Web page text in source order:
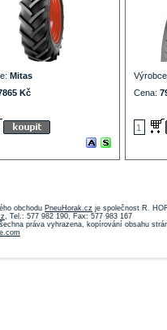
Mitas
Kč
Cena:
obchodu PneuHorak.cz je společnost R.
, Tel.: 577 982 190, Fax: 577 983 167
práva vyhrazena, kopírování obsahu